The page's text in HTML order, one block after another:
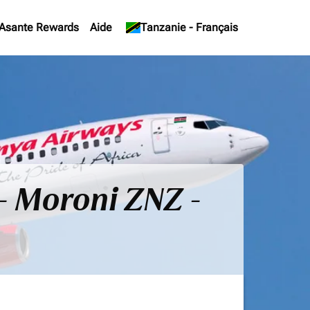
Rewards Aide Tanzanie - Français
keyboard_arrow_down
Moroni ZNZ -